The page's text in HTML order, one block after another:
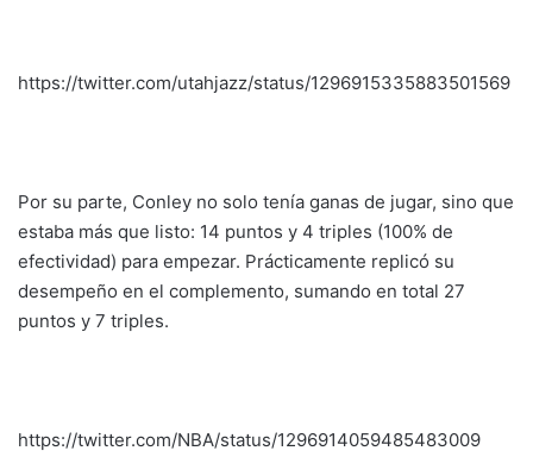
https://twitter.com/utahjazz/status/1296915335883501569
Por su parte, Conley no solo tenía ganas de jugar, sino que
estaba más que listo: 14 puntos y 4 triples (100% de
efectividad) para empezar. Prácticamente replicó su
desempeño en el complemento, sumando en total 27
puntos y 7 triples.
https://twitter.com/NBA/status/1296914059485483009